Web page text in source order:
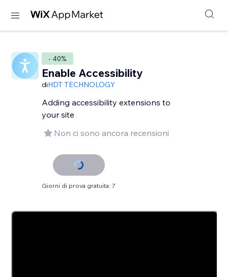
- 40%
Enable Accessibility
diHDT TECHNOLOGY
Adding accessibility extensions to
your site
Non ci sono ancora recensioni
Giorni di prova gratuita: 7